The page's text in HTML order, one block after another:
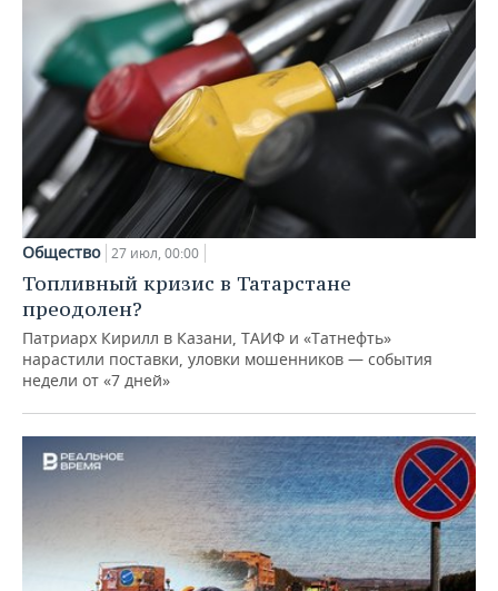
Общество 27 июл, 00:00
Топливный кризис в Татарстане
преодолен?
Патриарх Кирилл в Казани, ТАИФ и «Татнефть»
нарастили поставки, уловки мошенников — события
недели от «7 дней»